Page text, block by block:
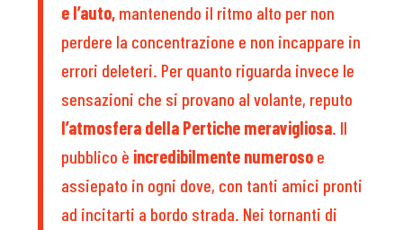
e l’auto, mantenendo il ritmo alto per non
perdere la concentrazione e non incappare in
errori deleteri. Per quanto riguarda invece le
sensazioni che si provano al volante, reputo
l’atmosfera della Pertiche meravigliosa. Il
pubblico è incredibilmente numeroso e
assiepato in ogni dove, con tanti amici pronti
ad incitarti a bordo strada. Nei tornanti di